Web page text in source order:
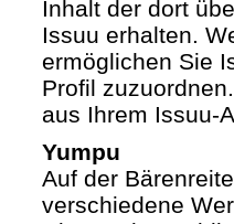
Inhalt der dort
Issuu erhalten.
ermöglichen Sie
Profil
aus Ihrem Issuu-
Yumpu
Auf der
verschiedene